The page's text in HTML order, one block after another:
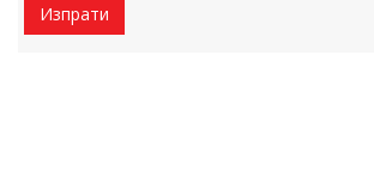
Изпрати